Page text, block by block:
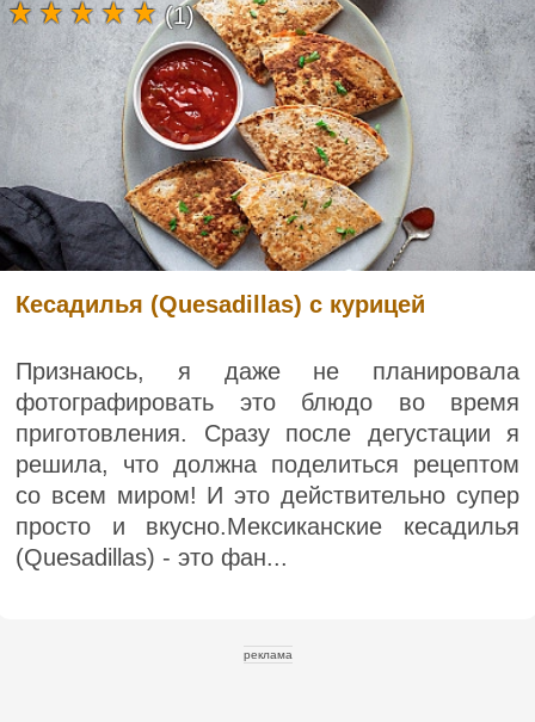
Кесадилья (Quesadillas) с курицей
Признаюсь, я даже не планировала
фотографировать это блюдо во время
приготовления. Сразу после дегустации я
решила, что должна поделиться рецептом
со всем миром! И это действительно супер
просто и вкусно.Мексиканские кесадилья
(Quesadillas) - это фан...
(1)
реклама